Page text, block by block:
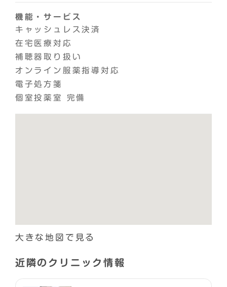
機能・サービス
キャッシュレス決済
在宅医療対応
補聴器取り扱い
オンライン服薬指導対応
電子処方箋
個室投薬室 完備
大きな地図で見る
近隣のクリニック情報